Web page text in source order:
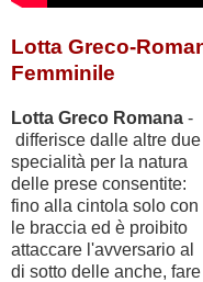
Lotta Greco-
Femminile
Lotta Greco Romana -
differisce dalle altre due
specialità per la natura
delle prese consentite:
fino alla cintola solo con
le braccia ed è proibito
attaccare l'avversario al
di sotto delle anche, fare